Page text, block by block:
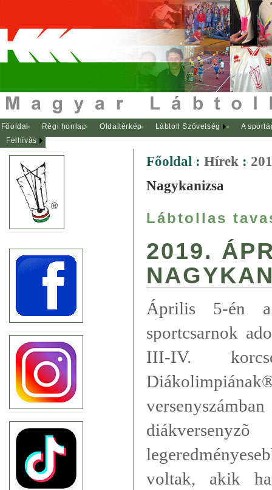
Főoldal Régi honlap Oldaltérkép Lábtoll Szövetség
A
Felhívás
Főoldal : Hírek :
Nagykanizsa
Lábtollas
2019.
Április 5-én a
sportcsarnok
III-IV.
voltak, akik